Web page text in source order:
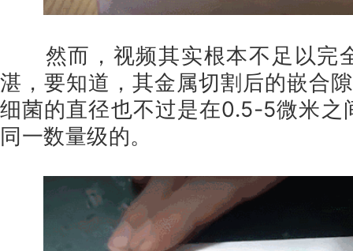
然而，视频其实根本不足以完
湛，要知道，其金属切割后的嵌合
细菌的直径也不过是在0.5-5微米之
同一数量级的。